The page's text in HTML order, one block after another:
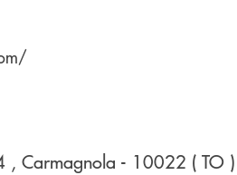
, Carmagnola - 10022 ( TO )